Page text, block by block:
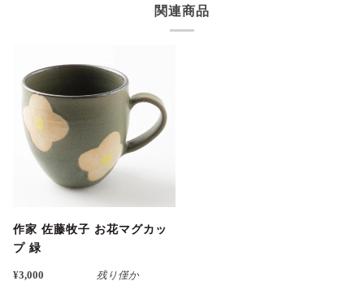
関連商品
作家 佐藤牧子 お花マグカッ
プ 緑
¥3,000 残り僅か